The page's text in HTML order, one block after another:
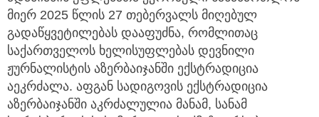
ადამიანის უფლებათა ევროპული სასამართლოს
მიერ 2025 წლის 27 თებერვალს მიღებულ
გადაწყვეტილებას დააფუძნა, რომლითაც
საქართველოს ხელისუფლებას დევნილი
ჟურნალისტის აზერბაიჯანში ექსტრადიცია
აეკრძალა. აფგან სადიგოვის ექსტრადიცია